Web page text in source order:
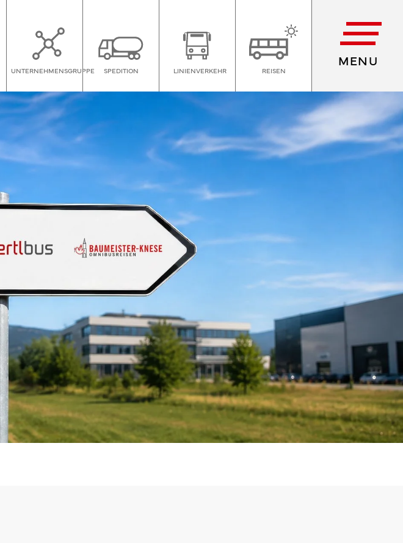
UNTERNEHMENSGRUPPE SPEDITION LINIENVERKEHR REISEN
MENU